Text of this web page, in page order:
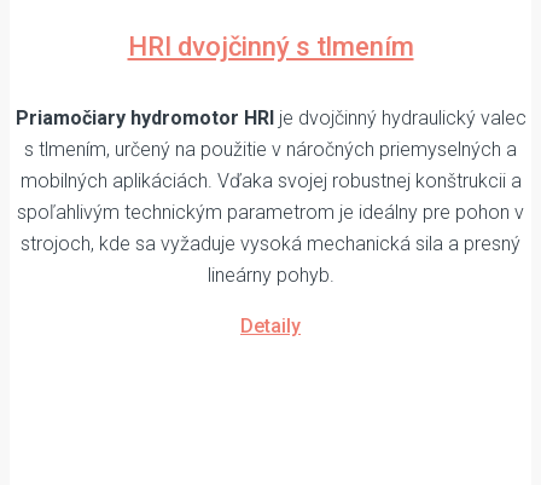
HRI dvojčinný s tlmením
Priamočiary hydromotor HRIje dvojčinný hydraulický valec
s tlmením, určený na použitie v náročných priemyselných a
mobilných aplikáciách. Vďaka svojej robustnej konštrukcii a
spoľahlivým technickým parametrom je ideálny pre pohon v
strojoch, kde sa vyžaduje vysoká mechanická sila a presný
lineárny pohyb.
Detaily